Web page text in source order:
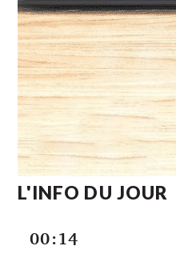
L'INFO DU JOUR
00:14